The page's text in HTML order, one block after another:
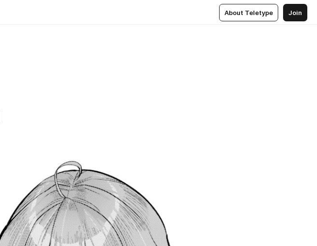
About Teletype Join